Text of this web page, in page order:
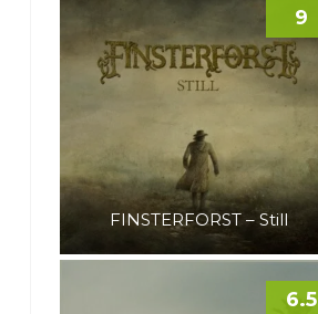
FINSTERFORST – Still
9
6.5